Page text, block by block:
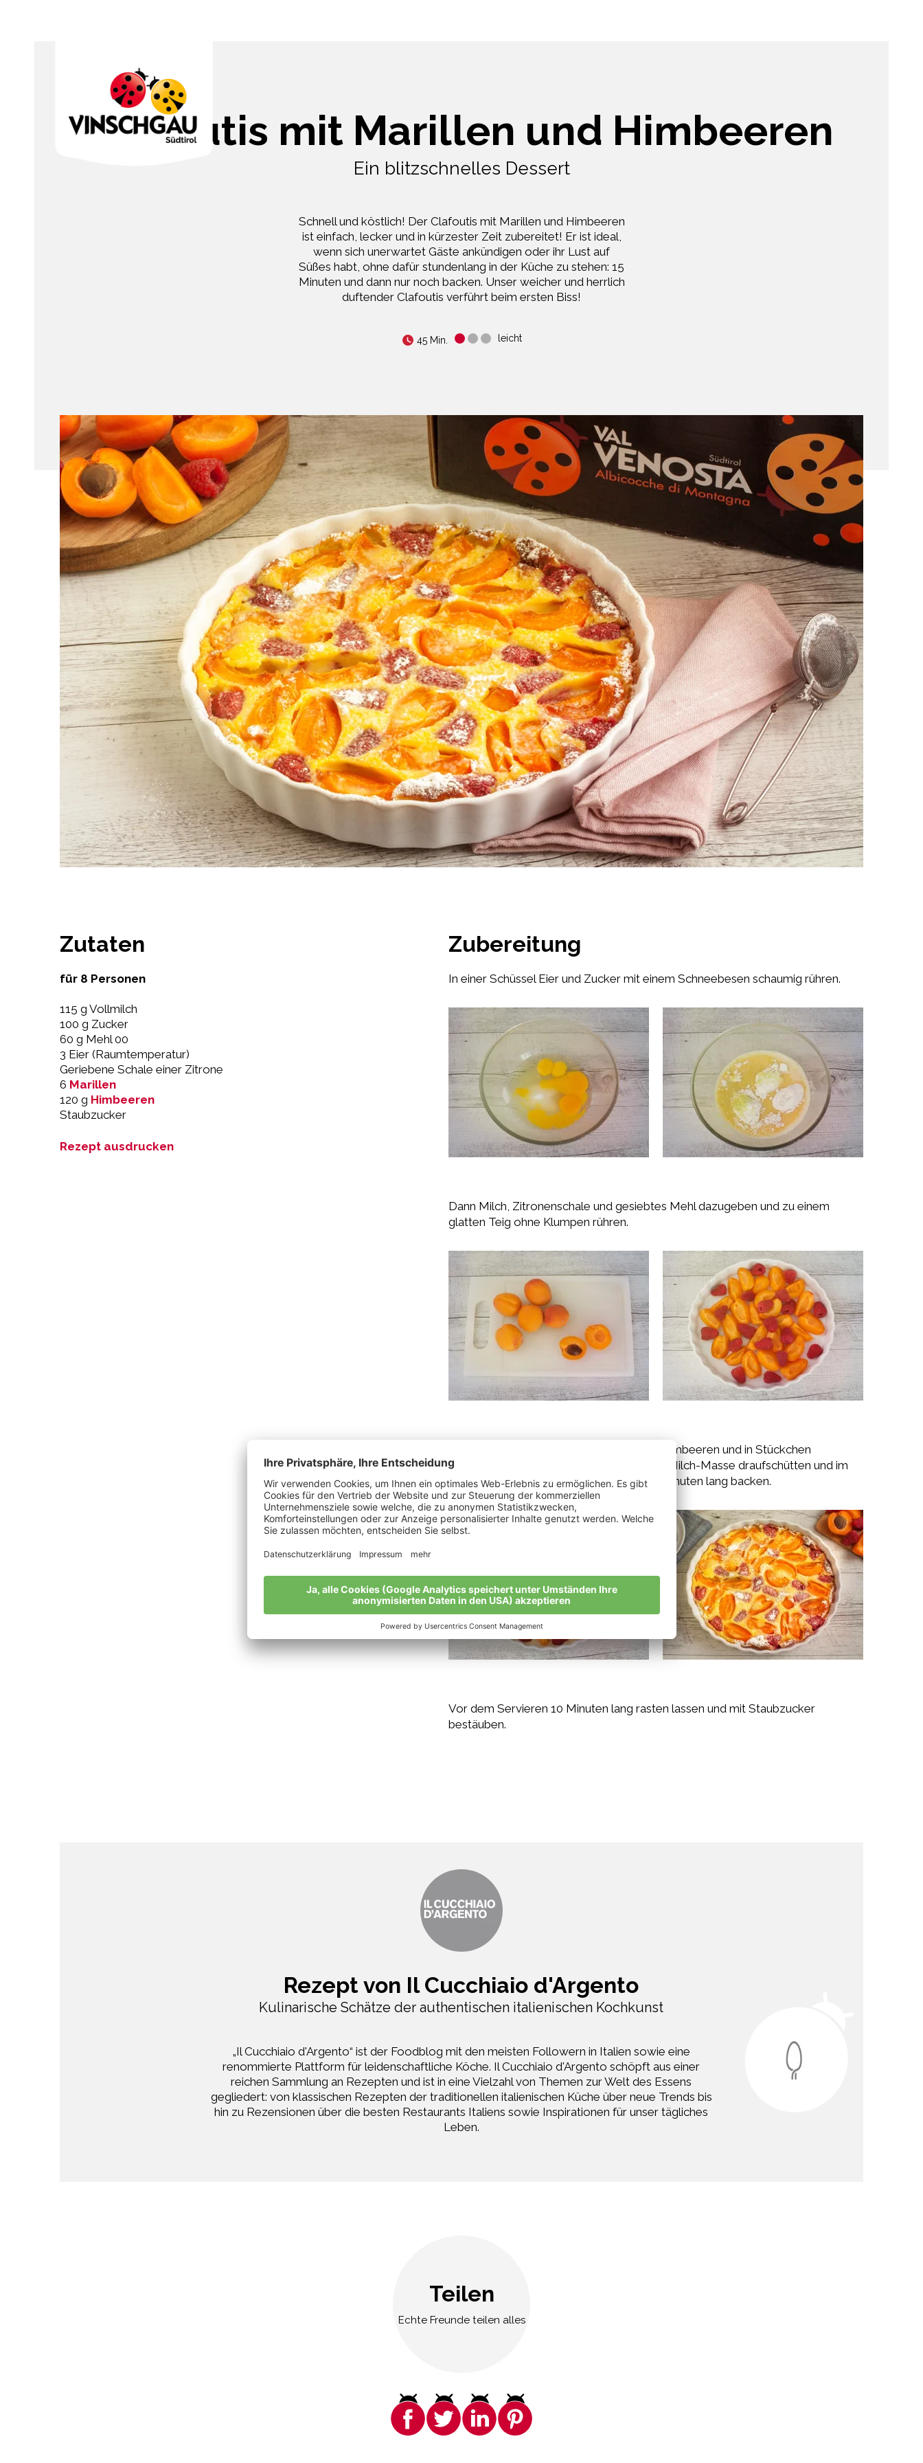
Clafoutis mit Marillen und Himbeeren
Ein blitzschnelles Dessert
Schnell und köstlich! Der Clafoutis mit Marillen und Himbeeren
ist einfach, lecker und in kürzester Zeit zubereitet! Er ist ideal,
wenn sich unerwartet Gäste ankündigen oder ihr Lust auf
Süßes habt, ohne dafür stundenlang in der Küche zu stehen: 15
Minuten und dann nur noch backen. Unser weicher und herrlich
duftender Clafoutis verführt beim ersten Biss!
45 Min. leicht
Zutaten
für 8 Personen
115 g Vollmilch
100 g Zucker
60 g Mehl 00
3 Eier (Raumtemperatur)
Geriebene Schale einer Zitrone
6 Marillen
120 g Himbeeren
Staubzucker
Rezept ausdrucken
Zubereitung
In einer Schüssel Eier und Zucker mit einem Schneebesen schaumig rühren.
Dann Milch, Zitronenschale und gesiebtes Mehl dazugeben und zu einem
glatten Teig ohne Klumpen rühren.
Eine runde Keramikform buttern und mit Himbeeren und in Stückchen
geschnittenen Marillen auslegen. Die Eier-Milch-Masse draufschütten und im
vorgeheizten Backofen bei 180°C 30-35 Minuten lang backen.
Vor dem Servieren 10 Minuten lang rasten lassen und mit Staubzucker
bestäuben.
Rezept von Il Cucchiaio d'Argento
Kulinarische Schätze der authentischen italienischen Kochkunst
„Il Cucchiaio d'Argento“ ist der Foodblog mit den meisten Followern in Italien sowie eine
renommierte Plattform für leidenschaftliche Köche. Il Cucchiaio d'Argento schöpft aus einer
reichen Sammlung an Rezepten und ist in eine Vielzahl von Themen zur Welt des Essens
gegliedert: von klassischen Rezepten der traditionellen italienischen Küche über neue Trends bis
hin zu Rezensionen über die besten Restaurants Italiens sowie Inspirationen für unser tägliches
Leben.
Teilen
Echte Freunde teilen alles